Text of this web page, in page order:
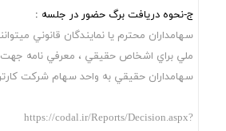
ج-نحوه دریافت برگ حضور در جلسه :
ملي براي اشخاص حقيقي ، معرفي نامه
سهامداران حقيقي به واحد سهام شرکت کارتن
https://codal.ir/Reports/Decision.aspx?